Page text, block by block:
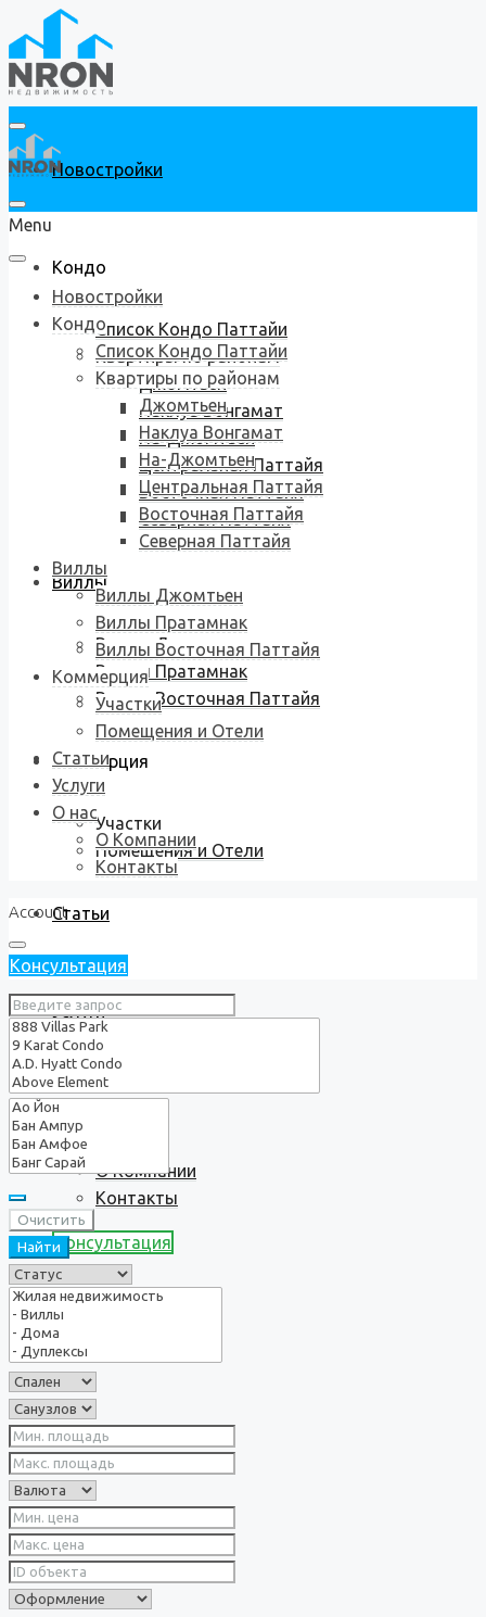
Новостройки
Кондо
Список Кондо Паттайи
Квартиры по районам
Джомтьен
Наклуа Вонгамат
На-Джомтьен
Центральная Паттайя
Восточная Паттайя
Северная Паттайя
Виллы
Виллы Джомтьен
Виллы Пратамнак
Виллы Восточная Паттайя
Коммерция
Участки
Помещения и Отели
Статьи
Услуги
О нас
О Компании
Контакты
Консультация
Menu
Новостройки
Кондо
Список Кондо Паттайи
Квартиры по районам
Джомтьен
Наклуа Вонгамат
На-Джомтьен
Центральная Паттайя
Восточная Паттайя
Северная Паттайя
Виллы
Виллы Джомтьен
Виллы Пратамнак
Виллы Восточная Паттайя
Коммерция
Участки
Помещения и Отели
Статьи
Услуги
О нас
О Компании
Контакты
Account
Консультация
Очистить
Найти